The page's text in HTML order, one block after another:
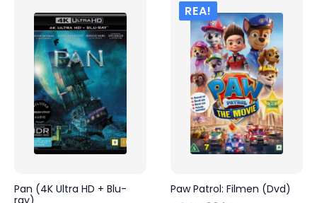
Pan (4K Ultra HD + Blu-
ray)
REA!
Paw Patrol: Filmen (Dvd)